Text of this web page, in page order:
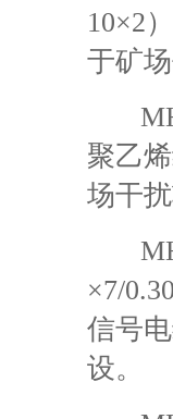
10×2
于矿
聚乙
场干
×7/
信号
设。